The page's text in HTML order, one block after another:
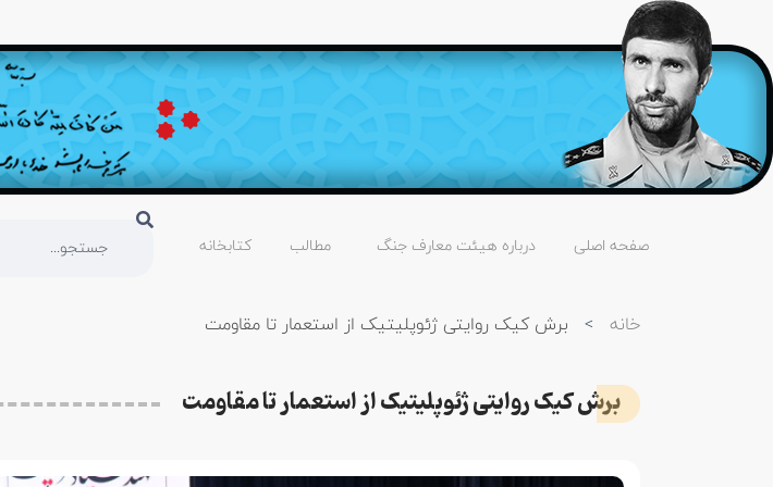
صفحه اصلی درباره هیئت معارف جنگ مطالب کتابخانه
خانه > برش کیک روایتی ژئوپلیتیک از استعمار تا مقاومت
برش کیک روایتی ژئوپلیتیک از استعمار تا مقاومت